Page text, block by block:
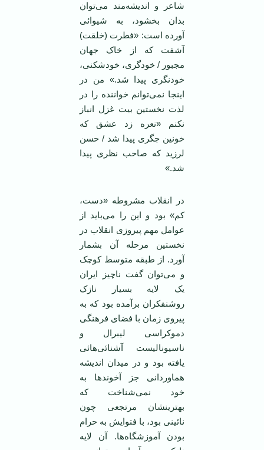
شاعر و اندیشه‌مند می‌توان
بدان بخشود، به شیوائی
آورده است: «فطرت (خلقت)
آشفت که از خاک جهان
مجبور / خودگری، خودشکنی،
خودنگری پیدا شد.» من در
اینجا نمی‌توانم خواننده را در
لذت نخستین بیت غزل انباز
نکنم «نعره زد عشق که
خونین جگری پیدا شد / حسن
لرزید که صاحب نظری پیدا
شد.»
در انقلاب مشروطه «دست،
کم» بود و این را می‌باید از
عوامل مهم پیروزی انقلاب در
نخستین مرحله آن بشمار
آورد. از طبقه متوسط کوچک
و می‌توان گفت ناچیز ایران
یک لایه بسیار نازک
روشنفکران برآمده بود که به
پیروی زمان با فضای فرهنگی
دموکراسی لیبرال و
ناسیونالیست آشنائی‌هائی
یافته بود و در میدان اندیشه
هماوردانی جز آخوند‌ها به
خود نمی‌شناخت که
بهترینشان مرتجعی چون
نائینی بود، با فتوایش به حرام
بودن آموزشگاه‌ها. آن لایه